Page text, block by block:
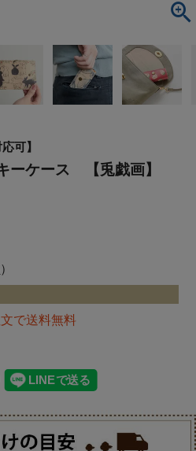
可】
ーケース 【兎戯画】
）
で送料無料